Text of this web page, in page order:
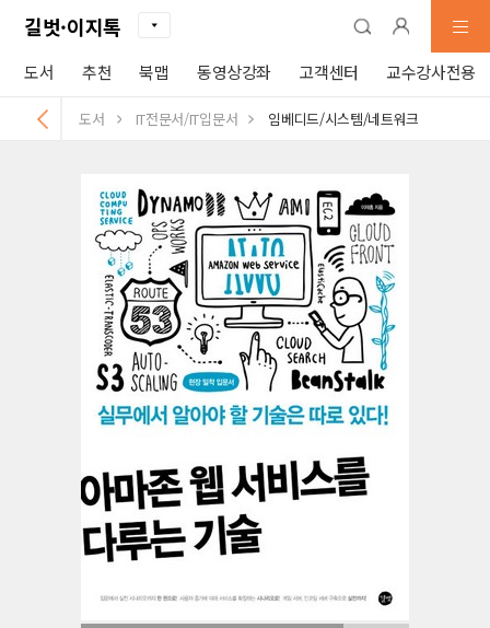
길벗·이지톡
도서 추천 북맵 동영상강좌 고객센터 교수강사전용
도서 IT전문서/IT입문서 임베디드/시스템/네트워크